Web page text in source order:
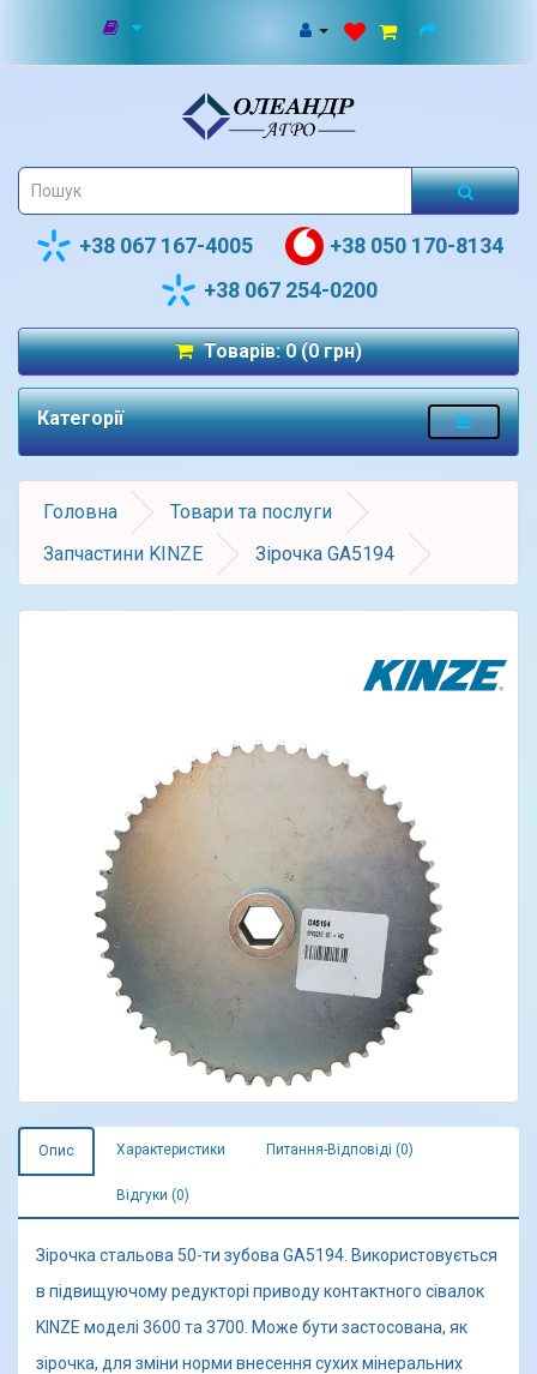
+38 067 167-4005
+38 050 170-8134
+38 067 254-0200
Товарів: 0 (0 грн)
Категорії
Головна
Товари та послуги
Запчастини KINZE
Зірочка GA5194
Опис Характеристики Питання-Відповіді (0)
Відгуки (0)
Зірочка стальова 50-ти зубова GA5194. Використовується
в підвищуючому редукторі приводу контактного сівалок
KINZE моделі 3600 та 3700. Може бути застосована, як
зірочка, для зміни норми внесення сухих мінеральних